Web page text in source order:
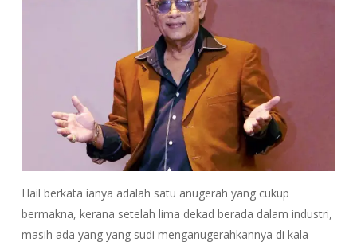
Hail berkata ianya adalah satu anugerah yang cukup
bermakna, kerana setelah lima dekad berada dalam industri,
masih ada yang yang sudi menganugerahkannya di kala